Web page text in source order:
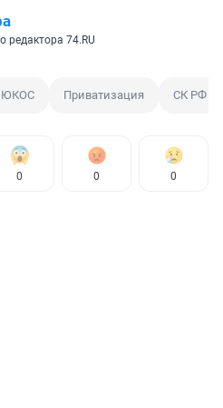
редактора 74.RU
ЮКОС Приватизация СК РФ
0 0 0